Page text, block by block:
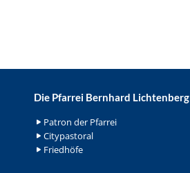
Die Pfarrei Bernhard Lichtenberg
Patron der Pfarrei
Citypastoral
Friedhöfe